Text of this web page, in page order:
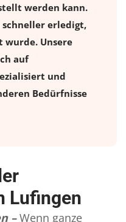
werden kann.
schneller erledigt,
wurde. Unsere
auf
und
Bedürfnisse
Lufingen
– Wenn ganze